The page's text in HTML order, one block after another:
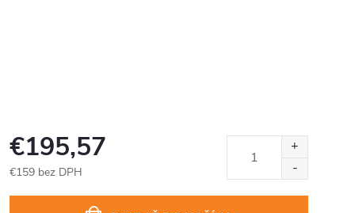
€195,57
€159 bez DPH